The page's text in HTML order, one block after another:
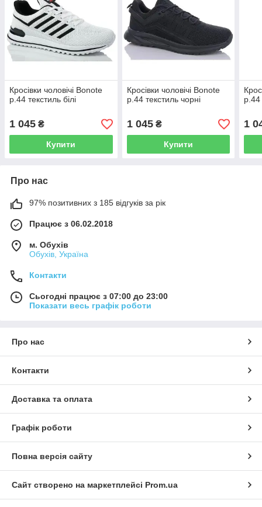
Кросівки чоловічі Bonote
р.44 текстиль білі
1 045 ₴
Купити
Кросівки чоловічі Bonote
р.44 текстиль чорні
1 045₴
Купити
р.44
1
Про нас
97% позитивних з 185 відгуків за рік
Працює з 06.02.2018
м. Обухів
Обухів, Україна
Контакти
Сьогодні працює з 07:00 до 23:00
Показати весь графік роботи
Про нас
Контакти
Доставка та оплата
Графік роботи
Повна версія сайту
Сайт створено на маркетплейсі Prom.ua